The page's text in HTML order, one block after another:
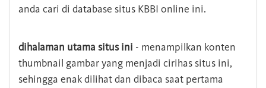
anda cari di database situs KBBI online ini.
dihalaman utama situs ini - menampilkan konten
thumbnail gambar yang menjadi cirihas situs ini,
sehingga enak dilihat dan dibaca saat pertama